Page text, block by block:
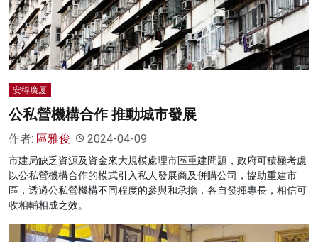
安得廣厦
公私營機構合作 推動城市發展
作者: 區雅俊 2024-04-09
市建局缺乏資源及資金來大規模處理市區重建問題，政府可積極考慮
以公私營機構合作的模式引入私人發展商及併購公司，協助重建市
區，透過公私營機構不同程度的參與和承擔，各自發揮專長，相信可
收相輔相成之效。